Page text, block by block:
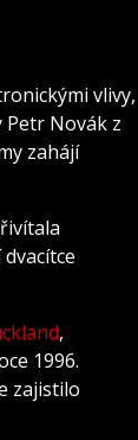
vlivy,
Novák z
zahájí
,
1996.
zajistilo